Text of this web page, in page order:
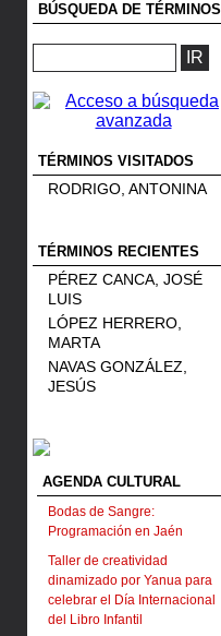
BÚSQUEDA DE TÉRMINOS
TÉRMINOS VISITADOS
RODRIGO, ANTONINA
TÉRMINOS RECIENTES
PÉREZ CANCA, JOSÉ
LUIS
LÓPEZ HERRERO,
MARTA
NAVAS GONZÁLEZ,
JESÚS
AGENDA CULTURAL
Bodas de Sangre:
Programación en Jaén
Taller de creatividad
dinamizado por Yanua para
celebrar el Día Internacional
del Libro Infantil